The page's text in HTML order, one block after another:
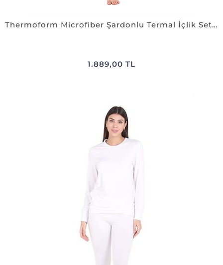
Thermoform Microfiber Şardonlu Termal İçlik Set Kadın SİYAH
1.889,00 TL